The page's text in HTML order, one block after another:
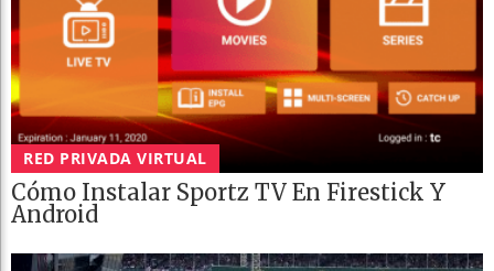
RED PRIVADA VIRTUAL
Cómo Instalar Sportz TV En Firestick Y
Android